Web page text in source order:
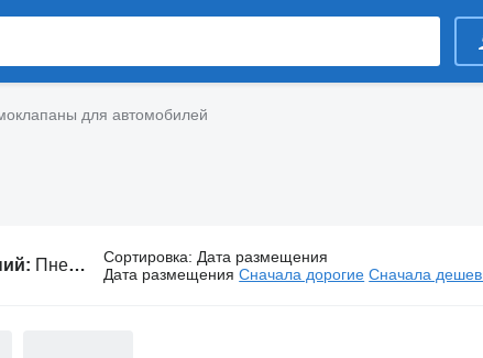
для автомобилей
Пневмоклапаны для автомобилей Сортировка: Дата размещения
Дата размещения Сначала дорогие Сначала